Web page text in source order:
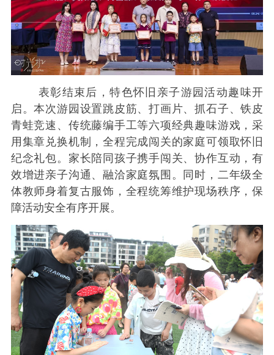
表彰结束后，特色怀旧亲子游园活动趣味开
启。本次游园设置跳皮筋、打画片、抓石子、铁皮
青蛙竞速、传统藤编手工等六项经典趣味游戏，采
用集章兑换机制，全程完成闯关的家庭可领取怀旧
纪念礼包。家长陪同孩子携手闯关、协作互动，有
效增进亲子沟通、融洽家庭氛围。同时，二年级全
体教师身着复古服饰，全程统筹维护现场秩序，保
障活动安全有序开展。